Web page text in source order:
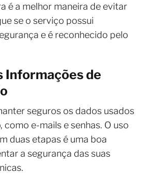
é a melhor maneira de evitar
se o serviço possui
e é reconhecido pelo
Informações de
seguros os dados usados
e-mails e senhas. O uso
duas etapas é uma boa
a segurança das suas